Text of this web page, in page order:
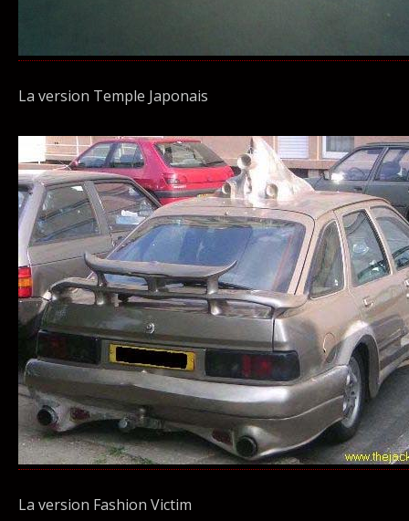
La version Temple Japonais
La version Fashion Victim